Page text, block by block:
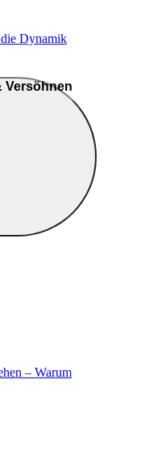
die Dynamik
Versöhnen
– Warum